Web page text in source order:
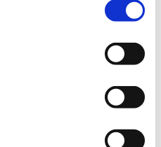
også kunne